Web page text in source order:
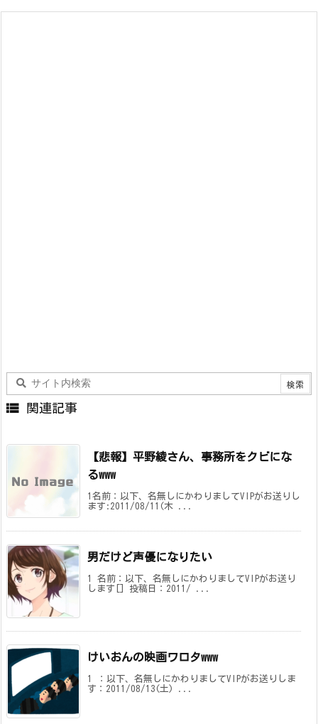
 関連記事
【悲報】平野綾さん、事務所をクビにな
るwww
1名前：以下、名無しにかわりましてVIPがお送りし
ます:2011/08/11(木 ...
男だけど声優になりたい
1 名前：以下、名無しにかわりましてVIPがお送り
します[] 投稿日：2011/ ...
けいおんの映画ワロタwww
1 ：以下、名無しにかわりましてVIPがお送りしま
す：2011/08/13(土) ...